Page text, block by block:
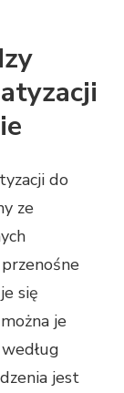
do
ze
się
je
jest